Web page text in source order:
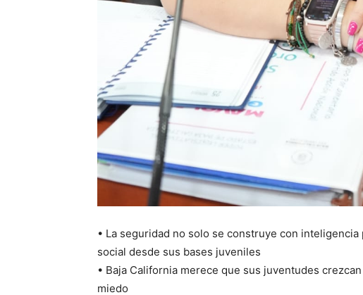
• La seguridad no solo se construye con
social desde sus bases juveniles
• Baja California merece que sus juventudes
miedo